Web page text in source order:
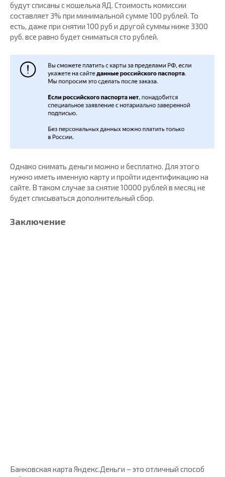
будут списаны с кошелька ЯД. Стоимость комиссии
составляет 3% при минимальной сумме 100 рублей. То
есть, даже при снятии 100 руб и другой суммы ниже 3300
руб. все равно будет сниматься сто рублей.
Однако снимать деньги можно и бесплатно. Для этого
нужно иметь именную карту и пройти идентификацию на
сайте. В таком случае за снятие 10000 рублей в месяц не
будет списываться дополнительный сбор.
Заключение
Банковская карта Яндекс.Деньги – это отличный способ